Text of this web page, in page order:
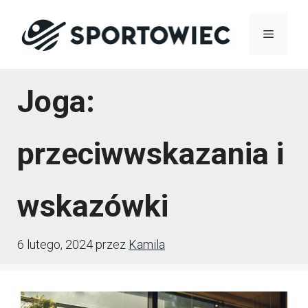
Menu
Joga:
przeciwwskazania i
wskazówki
6 lutego, 2024przez Kamila